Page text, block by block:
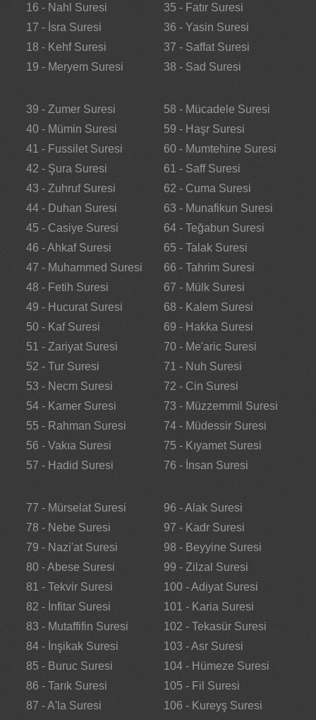
16 - Nahl Suresi
17 - İsra Suresi
18 - Kehf Suresi
19 - Meryem Suresi
35 - Fatır Suresi
36 - Yasin Suresi
37 - Saffat Suresi
38 - Sad Suresi
39 - Zumer Suresi
40 - Mümin Suresi
41 - Fussilet Suresi
42 - Şura Suresi
43 - Zuhruf Suresi
44 - Duhan Suresi
45 - Casiye Suresi
46 - Ahkaf Suresi
47 - Muhammed Suresi
48 - Fetih Suresi
49 - Hucurat Suresi
50 - Kaf Suresi
51 - Zariyat Suresi
52 - Tur Suresi
53 - Necm Suresi
54 - Kamer Suresi
55 - Rahman Suresi
56 - Vakıa Suresi
57 - Hadid Suresi
58 - Mücadele Suresi
59 - Haşr Suresi
60 - Mumtehine Suresi
61 - Saff Suresi
62 - Cuma Suresi
63 - Munafikun Suresi
64 - Teğabun Suresi
65 - Talak Suresi
66 - Tahrim Suresi
67 - Mülk Suresi
68 - Kalem Suresi
69 - Hakka Suresi
70 - Me'aric Suresi
71 - Nuh Suresi
72 - Cin Suresi
73 - Müzzemmil Suresi
74 - Müdessir Suresi
75 - Kıyamet Suresi
76 - İnsan Suresi
77 - Mürselat Suresi
78 - Nebe Suresi
79 - Nazi'at Suresi
80 - Abese Suresi
81 - Tekvir Suresi
82 - İnfitar Suresi
83 - Mutaffifin Suresi
84 - İnşikak Suresi
85 - Buruc Suresi
86 - Tarık Suresi
87 - A'la Suresi
96 - Alak Suresi
97 - Kadr Suresi
98 - Beyyine Suresi
99 - Zilzal Suresi
100 - Adiyat Suresi
101 - Karia Suresi
102 - Tekasür Suresi
103 - Asr Suresi
104 - Hümeze Suresi
105 - Fil Suresi
106 - Kureyş Suresi